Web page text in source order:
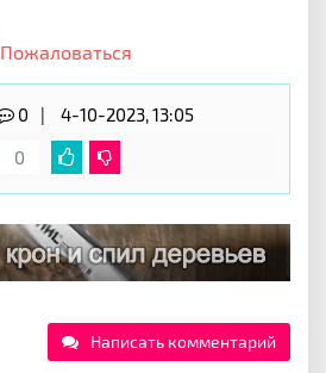
Пожаловаться
0
4-10-2023, 13:05
0
Написать комментарий